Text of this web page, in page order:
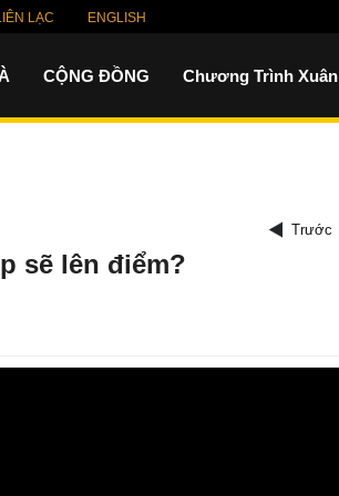
LẠC ENGLISH
CỘNG ĐỒNG Chương Trình Xuân
Trước
sẽ lên điểm?